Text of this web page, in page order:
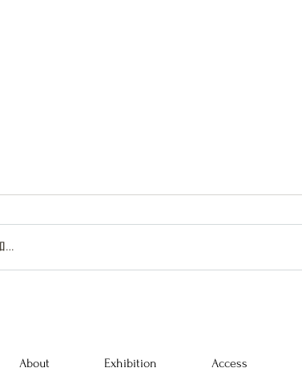
…
About Exhibition Access